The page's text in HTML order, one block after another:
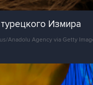
Измира
Anadolu Agency via Getty